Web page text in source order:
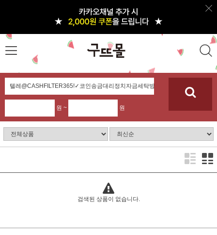
원 ~ 원
검색된 상품이 없습니다.